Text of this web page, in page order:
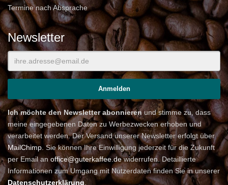
Termine nach Absprache
Newsletter
Ich möchte den Newsletter abonnierenund stimme zu, dass
meine eingegebenen Daten zu Werbezwecken erhoben und
verarbeitet werden. Der Versand unserer Newsletter erfolgt über
MailChimp . Sie können Ihre Einwilligung jederzeit für die Zukunft
per Email an office@guterkaffee.dewiderrufen. Detaillierte
Informationen zum Umgang mit Nutzerdaten finden Sie in unserer
Datenschutzerklärung.